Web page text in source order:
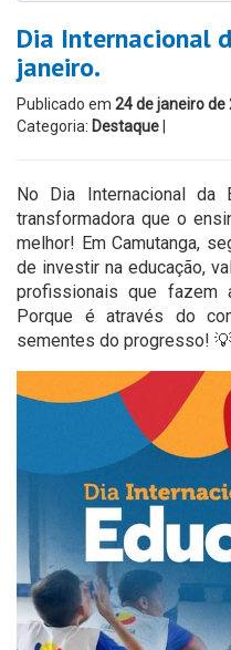
Dia Internacional
janeiro.
Publicado em 24 de janeiro de
Categoria: Destaque
No Dia Internacional da
transformadora que o
melhor! Em Camutanga,
de investir na educação,
profissionais que fazem
Porque é através do
sementes do progresso!